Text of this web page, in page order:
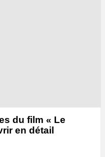
du film « Le
en détail